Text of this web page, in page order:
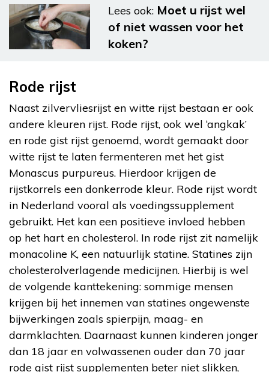
Lees ook: Moet u rijst wel
of niet wassen voor het
koken?
Rode rijst
Naast zilvervliesrijst en witte rijst bestaan er ook
andere kleuren rijst. Rode rijst, ook wel ‘angkak’
en rode gist rijst genoemd, wordt gemaakt door
witte rijst te laten fermenteren met het gist
Monascus purpureus. Hierdoor krijgen de
rijstkorrels een donkerrode kleur. Rode rijst wordt
in Nederland vooral als voedingssupplement
gebruikt. Het kan een positieve invloed hebben
op het hart en cholesterol. In rode rijst zit namelijk
monacoline K, een natuurlijk statine. Statines zijn
cholesterolverlagende medicijnen. Hierbij is wel
de volgende kanttekening: sommige mensen
krijgen bij het innemen van statines ongewenste
bijwerkingen zoals spierpijn, maag- en
darmklachten. Daarnaast kunnen kinderen jonger
dan 18 jaar en volwassenen ouder dan 70 jaar
rode gist rijst supplementen beter niet slikken,